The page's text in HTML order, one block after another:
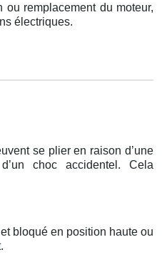
ou remplacement du moteur,
électriques.
se plier en raison d’une
choc accidentel. Cela
bloqué en position haute ou